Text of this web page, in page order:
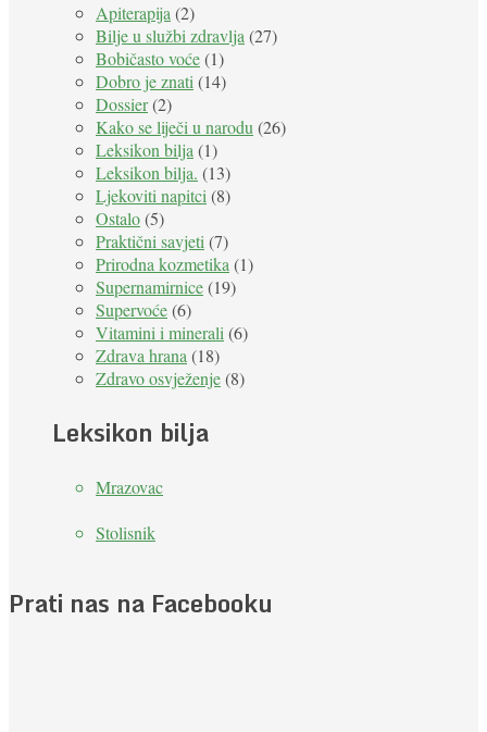
Apiterapija (2)
Bilje u službi zdravlja (27)
Bobičasto voće(1)
Dobro je znati (14)
Dossier(2)
Kako se liječi u narodu (26)
Leksikon bilja (1)
Leksikon bilja. (13)
Ljekoviti napitci (8)
Ostalo(5)
Praktični savjeti (7)
Prirodna kozmetika (1)
Supernamirnice(19)
Supervoće(6)
Vitamini i minerali (6)
Zdrava hrana (18)
Zdravo osvježenje(8)
Leksikon bilja
Mrazovac
Stolisnik
Prati nas na Facebooku